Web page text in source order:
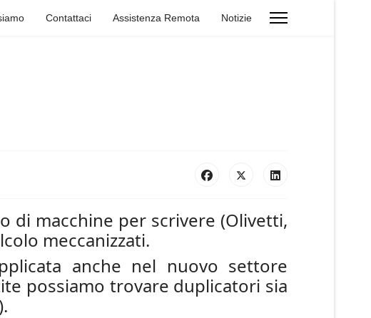
Contattaci Assistenza Remota Notizie
di macchine per scrivere (Olivetti,
meccanizzati.
anche nel nuovo settore
possiamo trovare duplicatori sia